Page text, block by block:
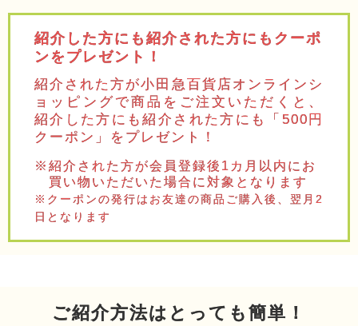
紹介した方にも紹介された方にもクーポ
ンをプレゼント！
紹介された方が小田急百貨店オンラインシ
ョッピングで商品をご注文いただくと、
紹介した方にも紹介された方にも「500円
クーポン」をプレゼント！
※紹介された方が会員登録後1カ月以内にお
買い物いただいた場合に対象となります
※クーポンの発行はお友達の商品ご購入後、翌月2
日となります
ご紹介方法はとっても簡単！